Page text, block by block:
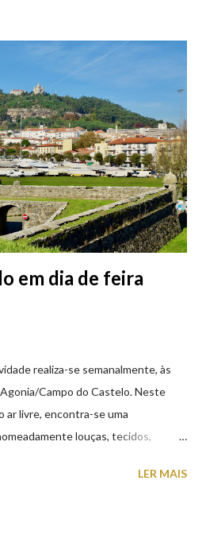
Estação Viana Shopping é grátis de
(DIAS ÚTEIS)
em dia de feira
realiza-se semanalmente, às
Campo do Castelo. Neste
ar livre, encontra-se uma
louças, tecidos,
Horário de funcionamento | Verão
LER MAIS